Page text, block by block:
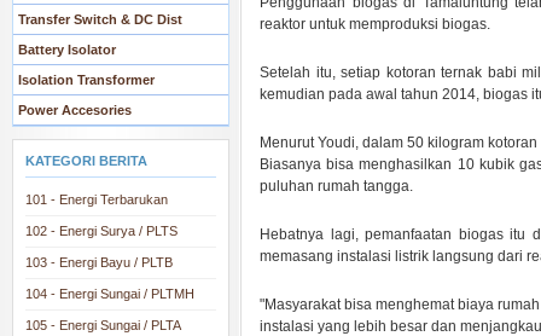
Transfer Switch & DC Dist
Battery Isolator
Isolation Transformer
Power Accesories
KATEGORI BERITA
101 - Energi Terbarukan
102 - Energi Surya / PLTS
103 - Energi Bayu / PLTB
104 - Energi Sungai / PLTMH
105 - Energi Sungai / PLTA
reaktor untuk memproduksi biogas.
Setelah itu, setiap kotoran ternak babi
kemudian pada awal tahun 2014, biogas
Menurut Youdi, dalam 50 kilogram
Biasanya bisa menghasilkan 10 kubik
puluhan rumah tangga.
Hebatnya lagi, pemanfaatan biogas itu
memasang instalasi listrik langsung dari
"Masyarakat bisa menghemat biaya
instalasi yang lebih besar dan